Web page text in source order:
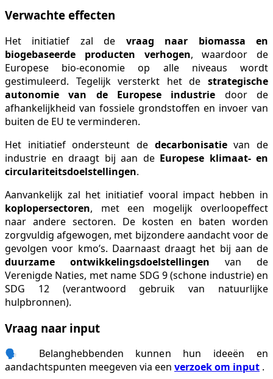
Verwachte effecten
Het initiatief zal de vraag naar biomassa en
biogebaseerde producten verhogen, waardoor de
Europese bio-economie op alle niveaus wordt
gestimuleerd. Tegelijk versterkt het de strategische
autonomie van de Europese industrie door de
afhankelijkheid van fossiele grondstoffen en invoer van
buiten de EU te verminderen.
Het initiatief ondersteunt de decarbonisatievan de
industrie en draagt bij aan de Europese klimaat- en
circulariteitsdoelstellingen.
Aanvankelijk zal het initiatief vooral impact hebben in
koplopersectoren, met een mogelijk overloopeffect
naar andere sectoren. De kosten en baten worden
zorgvuldig afgewogen, met bijzondere aandacht voor de
gevolgen voor kmo’s. Daarnaast draagt het bij aan de
duurzame ontwikkelingsdoelstellingen van de
Verenigde Naties, met name SDG 9 (schone industrie) en
SDG 12 (verantwoord gebruik van natuurlijke
hulpbronnen).
Vraag naar input
🗣️ Belanghebbenden kunnen hun ideeën en
aandachtspunten meegeven via een verzoek om input .